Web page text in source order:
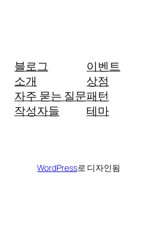
블로그
소개
자주 묻는 질문
작성자들
이벤트
상점
패턴
테마
WordPress로 디자인됨